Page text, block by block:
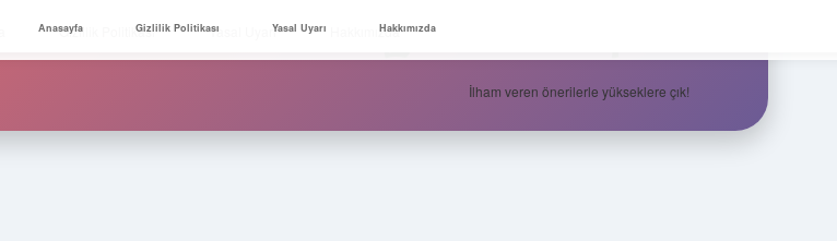
Gizlilik Politikası Yasal Uyarı HakkımızdaZirvedeki Fikirler
İlham veren önerilerle yükseklere çık!
Sidebar
Anasayfa Gizlilik Politikası Yasal Uyarı Hakkımızda